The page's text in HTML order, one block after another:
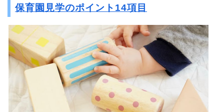
保育園見学のポイント14項目